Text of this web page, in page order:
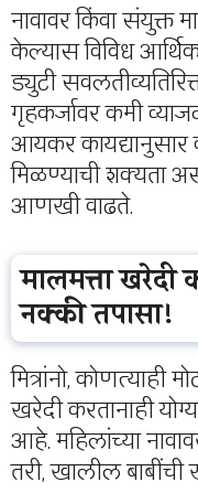
नावावर किंवा
केल्यास विविध
ड्युटी
गृहकर्जावर कमी
आयकर
मिळण्याची शक्यता
आणखी वाढते.
मालमत्ता खरेदी
नक्की तपासा!
मित्रांनो, कोणत्याही
खरेदी करतानाही
आहे. महिलांच्या
तरी, खालील बाबींची